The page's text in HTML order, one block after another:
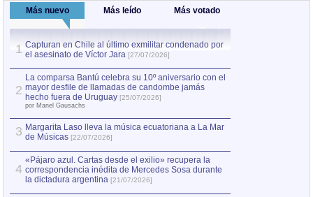
Más nuevo Más leído Más votado
1 Capturan en Chile al último exmilitar condenado por
el asesinato de Víctor Jara [27/07/2026]
2
La comparsa Bantú celebra su 10º aniversario con el
mayor desfile de llamadas de candombe jamás
hecho fuera de Uruguay [25/07/2026]
por Manel Gausachs
3 Margarita Laso lleva la música ecuatoriana a La Mar
de Músicas [22/07/2026]
4
«Pájaro azul. Cartas desde el exilio» recupera la
correspondencia inédita de Mercedes Sosa durante
la dictadura argentina [21/07/2026]